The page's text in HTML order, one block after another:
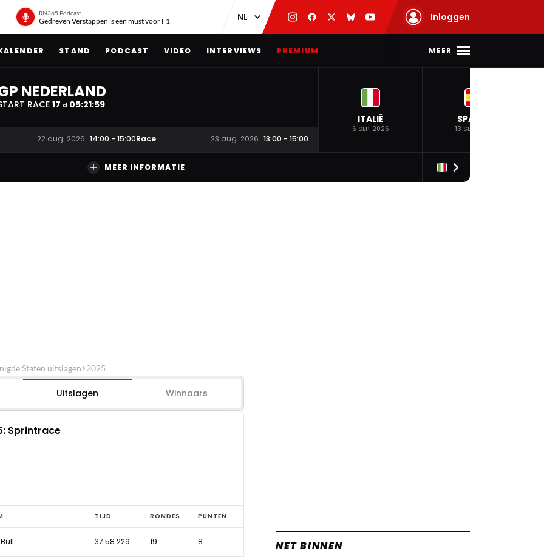
RN365 Podcast
Gedreven Verstappen is een must voor F1 Inloggen
STAND PODCAST VIDEO INTERVIEWS PREMIUM MEER
NEDERLAND
RACE17 d 05:21:59
22 aug. 2026 14:00 - 15:00Race 23 aug. 2026 13:00 - 15:00
ITALIË
6 SEP. 2026
SPANJE
13 SEP. 2026
MEER INFORMATIE
Staten uitslagen 2025
Uitslagen Winnaars
Sprintrace
TIJD RONDES PUNTEN
37:58.229 19 8 NET BINNEN